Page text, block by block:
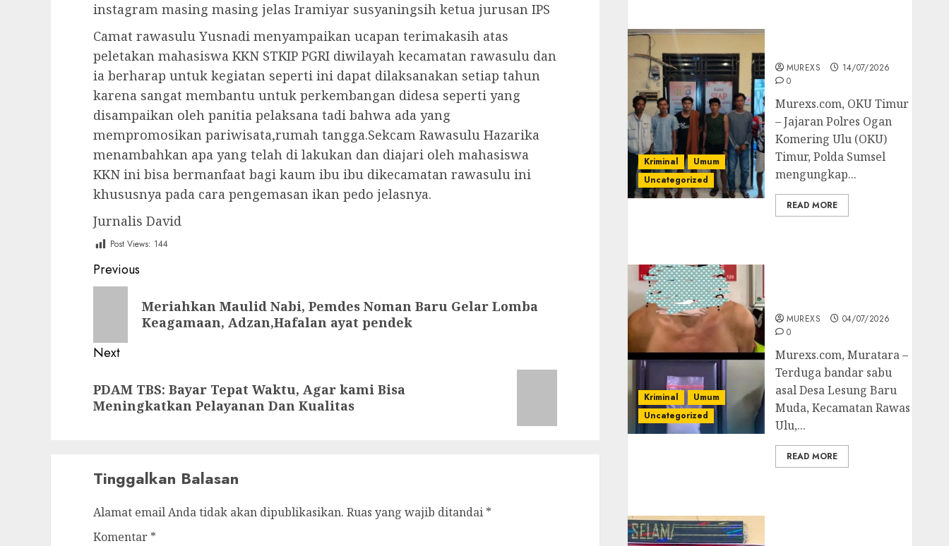
instagram masing masing jelas Iramiyar susyaningsih ketua jurusan IPS
Camat rawasulu Yusnadi menyampaikan ucapan terimakasih atas
peletakan mahasiswa KKN STKIP PGRI diwilayah kecamatan rawasulu dan
ia berharap untuk kegiatan seperti ini dapat dilaksanakan setiap tahun
karena sangat membantu untuk perkembangan didesa seperti yang
disampaikan oleh panitia pelaksana tadi bahwa ada yang
mempromosikan pariwisata,rumah tangga.Sekcam Rawasulu Hazarika
menambahkan apa yang telah di lakukan dan diajari oleh mahasiswa
KKN ini bisa bermanfaat bagi kaum ibu ibu dikecamatan rawasulu ini
khususnya pada cara pengemasan ikan pedo jelasnya.
Jurnalis David
Post Views: 144
Post
navigation
Previous
Meriahkan Maulid Nabi, Pemdes Noman Baru Gelar Lomba
Keagamaan, Adzan,Hafalan ayat pendek
Next
post:
PDAM TBS: Bayar Tepat Waktu, Agar kami Bisa
Meningkatkan Pelayanan Dan Kualitas
Tinggalkan Balasan
Alamat email Anda tidak akan dipublikasikan. Ruas yang wajib ditandai *
Komentar *
Kriminal
Umum
Uncategorized
MUREXS
14/07/2026
0
Murexs.com, OKU Timur
– Jajaran Polres Ogan
Komering Ulu (OKU)
Timur, Polda Sumsel
mengungkap...
READ MORE
Kriminal
Umum
Uncategorized
MUREXS
04/07/2026
0
Murexs.com, Muratara –
Terduga bandar sabu
asal Desa Lesung Baru
Muda, Kecamatan Rawas
Ulu,...
READ MORE